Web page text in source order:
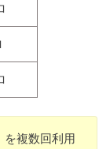
を複数回利用